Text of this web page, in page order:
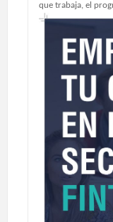
que trabaja, el